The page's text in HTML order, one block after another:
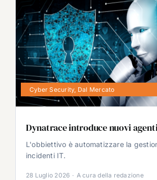
Cyber Security, Dal Mercato
Dynatrace introduce nuovi
L'obbiettivo è automatizzare la
incidenti IT.
28 Luglio 2026 · A cura della redazione